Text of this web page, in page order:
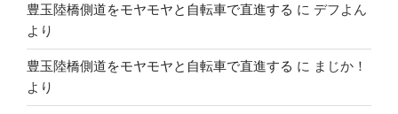
豊玉陸橋側道をモヤモヤと自転車で直進する に デフよん
より
豊玉陸橋側道をモヤモヤと自転車で直進する に まじか！
より